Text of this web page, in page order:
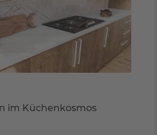
im Küchenkosmos